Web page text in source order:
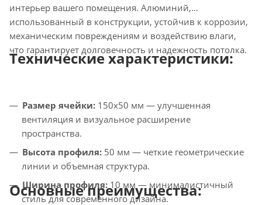
интерьер вашего помещения. Алюминий,
использованный в конструкции, устойчив к коррозии,
механическим повреждениям и воздействию влаги,
что гарантирует долговечность и надежность потолка.
Технические характеристики:
Размер ячейки: 150х50 мм — улучшенная
вентиляция и визуальное расширение
пространства.
Высота профиля: 50 мм — четкие геометрические
линии и объемная структура.
Ширина профиля: 10 мм — минималистичный
стиль для современного дизайна.
Основные преимущества: